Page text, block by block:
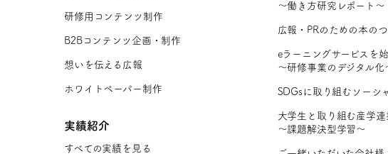
研修用コンテンツ制作
B2Bコンテンツ企画・制作
想いを伝える広報
ホワイトペーパー制作
実績紹介
すべての実績を見る
〜働き方研究レポート〜
広報・PRのための本の
eラーニングサービスを
〜研修事業のデジタル化
SDGsに取り組むソーシ
大学生と取り組む産学連
〜課題解決型学習〜